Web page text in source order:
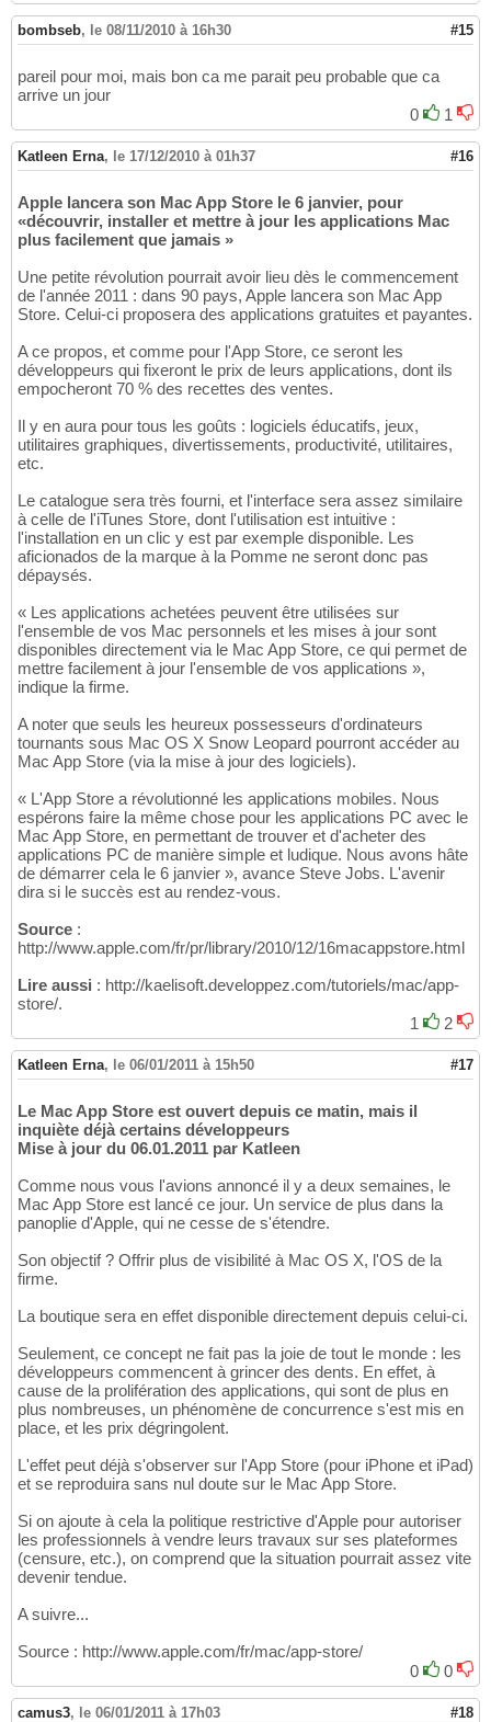
bombseb, le 08/11/2010 à 16h30 #15
pareil pour moi, mais bon ca me parait peu probable que ca
arrive un jour
0
1
Katleen Erna, le 17/12/2010 à 01h37 #16
Apple lancera son Mac App Store le 6 janvier, pour
«découvrir, installer et mettre à jour les applications Mac
plus facilement que jamais »
Une petite révolution pourrait avoir lieu dès le commencement
de l'année 2011 : dans 90 pays, Apple lancera son Mac App
Store. Celui-ci proposera des applications gratuites et payantes.
A ce propos, et comme pour l'App Store, ce seront les
développeurs qui fixeront le prix de leurs applications, dont ils
empocheront 70 % des recettes des ventes.
Il y en aura pour tous les goûts : logiciels éducatifs, jeux,
utilitaires graphiques, divertissements, productivité, utilitaires,
etc.
Le catalogue sera très fourni, et l'interface sera assez similaire
à celle de l'iTunes Store, dont l'utilisation est intuitive :
l'installation en un clic y est par exemple disponible. Les
aficionados de la marque à la Pomme ne seront donc pas
dépaysés.
« Les applications achetées peuvent être utilisées sur
l'ensemble de vos Mac personnels et les mises à jour sont
disponibles directement via le Mac App Store, ce qui permet de
mettre facilement à jour l'ensemble de vos applications »,
indique la firme.
A noter que seuls les heureux possesseurs d'ordinateurs
tournants sous Mac OS X Snow Leopard pourront accéder au
Mac App Store (via la mise à jour des logiciels).
« L'App Store a révolutionné les applications mobiles. Nous
espérons faire la même chose pour les applications PC avec le
Mac App Store, en permettant de trouver et d'acheter des
applications PC de manière simple et ludique. Nous avons hâte
de démarrer cela le 6 janvier », avance Steve Jobs. L'avenir
dira si le succès est au rendez-vous.
Source :
http://www.apple.com/fr/pr/library/2010/12/16macappstore.html
Lire aussi : http://kaelisoft.developpez.com/tutoriels/mac/app-
store/.
1
2
Katleen Erna, le 06/01/2011 à 15h50 #17
Le Mac App Store est ouvert depuis ce matin, mais il
inquiète déjà certains développeurs
Mise à jour du 06.01.2011 par Katleen
Comme nous vous l'avions annoncé il y a deux semaines, le
Mac App Store est lancé ce jour. Un service de plus dans la
panoplie d'Apple, qui ne cesse de s'étendre.
Son objectif ? Offrir plus de visibilité à Mac OS X, l'OS de la
firme.
La boutique sera en effet disponible directement depuis celui-ci.
Seulement, ce concept ne fait pas la joie de tout le monde : les
développeurs commencent à grincer des dents. En effet, à
cause de la prolifération des applications, qui sont de plus en
plus nombreuses, un phénomène de concurrence s'est mis en
place, et les prix dégringolent.
L'effet peut déjà s'observer sur l'App Store (pour iPhone et iPad)
et se reproduira sans nul doute sur le Mac App Store.
Si on ajoute à cela la politique restrictive d'Apple pour autoriser
les professionnels à vendre leurs travaux sur ses plateformes
(censure, etc.), on comprend que la situation pourrait assez vite
devenir tendue.
A suivre...
Source : http://www.apple.com/fr/mac/app-store/
0
0
camus3, le 06/01/2011 à 17h03 #18